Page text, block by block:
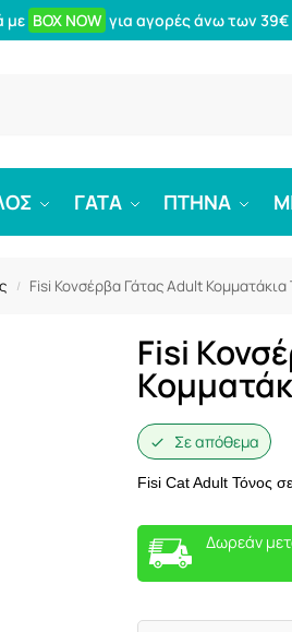
με BOX NOW για αγορές άνω των 39€
ΓΑΤΑ ΠΤΗΝΑ
/ Fisi Κονσέρβα Γάτας Adult
Fisi
Σε απόθεμα
Fisi Cat Adult Τόνος
Δωρεάν